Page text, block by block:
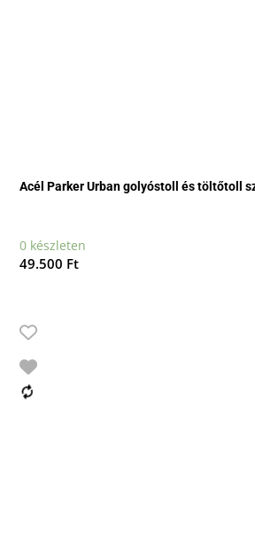
Acél Parker Urban golyóstoll és töltőtoll
0 készleten
49.500 Ft